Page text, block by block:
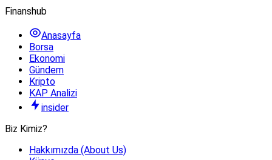
Finanshub
Anasayfa
Borsa
Ekonomi
Gündem
Kripto
KAP Analizi
insider
Biz Kimiz?
Hakkımızda (About Us)